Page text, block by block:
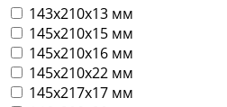
143х210х13 мм
145х210х15 мм
145х210х16 мм
145х210х22 мм
145х217х17 мм